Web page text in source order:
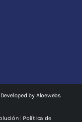
by Aloewebs
| Política de